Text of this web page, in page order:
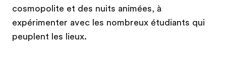
cosmopolite et des nuits animées, à
expérimenter avec les nombreux étudiants qui
peuplent les lieux.